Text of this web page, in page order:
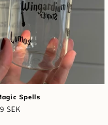
Spells
SEK